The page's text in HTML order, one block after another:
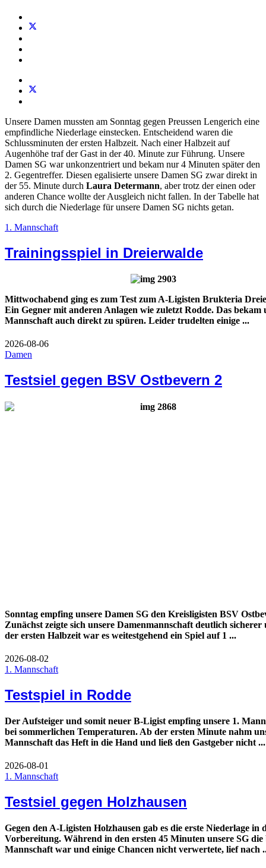
Unsere Damen mussten am Sonntag gegen Preussen Lengerich eine
empfindliche Niederlage einstecken. Entscheidend waren die
Schlussminuten der ersten Halbzeit. Nach einer Halbzeit auf
Augenhöhe traf der Gast in der 40. Minute zur Führung. Unsere
Damen SG war unkonzentriert und bekam nur 4 Minuten später den
2. Gegentreffer. Diesen egalisierte unsere Damen SG zwar direkt in
der 55. Minute durch Laura Determann, aber trotz der einen oder
anderen Chance wollte der Ausgleich nicht fallen. In der Tabelle hat
sich durch die Niederlage für unsere Damen SG nichts getan.
1. Mannschaft
Trainingsspiel in Dreierwalde
Mittwochabend ging es zum Test zum A-Ligisten Brukteria
Ein Gegner mit anderen Anlagen wie zuletzt Rodde. Das bekam
Mannschaft auch direkt zu spüren. Leider trudelten einige ...
2026-08-06
Damen
Testsiel gegen BSV Ostbevern 2
Sonntag empfing unsere Damen SG den Kreisligisten BSV
Zunächst zeigte sich unsere Damenmannschaft deutlich sicherer
der ersten Halbzeit war es weitestgehend ein Spiel auf 1 ...
2026-08-02
1. Mannschaft
Testspiel in Rodde
Der Aufsteiger und somit neuer B-Ligist empfing unsere 1.
bei sommerlichen Temperaturen. Ab der ersten Minute nahm
Mannschaft das Heft in die Hand und ließ den Gastgeber nicht ...
2026-08-01
1. Mannschaft
Testsiel gegen Holzhausen
Gegen den A-Ligisten Holzhausen gab es die erste Niederlage in
Vorbereitung. Während in den ersten 45 Minuten unsere SG die
Mannschaft war und einige Chancen nicht verwertete, lief nach